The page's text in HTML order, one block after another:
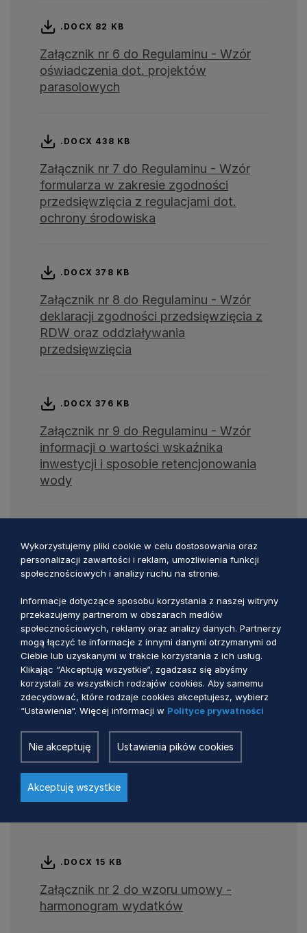
.DOCX 82 KB
Załącznik nr 6 do Regulaminu - Wzór
oświadczenia dot. projektów
parasolowych
.DOCX 438 KB
Załącznik nr 7 do Regulaminu - Wzór
formularza w zakresie zgodności
przedsięwzięcia z regulacjami dot.
ochrony środowiska
.DOCX 378 KB
Załącznik nr 8 do Regulaminu - Wzór
deklaracji zgodności przedsięwzięcia z
RDW oraz oddziaływania
przedsięwzięcia
.DOCX 376 KB
Załącznik nr 9 do Regulaminu - Wzór
informacji o wartości wskaźnika
inwestycji i sposobie retencjonowania
wody
Załącznik nr 10 do Regulaminu - Wzór
oświadczenia o wycofaniu wniosku
.DOCX 449 KB
Załącznik nr 11 do Regulaminu - WZÓR
UMOWY
.DOCX 16 KB
Załącznik nr 1 do wzoru umowy -
Wykaz działek ewidencyjnych dla
przedsięwzięcia trwale związanego z
.DOCX 15 KB
Załącznik nr 2 do wzoru umowy -
harmonogram wydatków
Wykorzystujemy pliki cookie w celu dostosowania oraz
personalizacji zawartości i reklam, umożliwienia funkcji
społecznościowych i analizy ruchu na stronie.
Informacje dotyczące sposobu korzystania z naszej witryny
przekazujemy partnerom w obszarach mediów
społecznościowych, reklamy oraz analizy danych. Partnerzy
mogą łączyć te informacje z innymi danymi otrzymanymi od
Ciebie lub uzyskanymi w trakcie korzystania z ich usług.
Klikając “Akceptuję wszystkie“, zgadzasz się abyśmy
korzystali ze wszystkich rodzajów cookies. Aby samemu
zdecydować, które rodzaje cookies akceptujesz, wybierz
“Ustawienia“. Więcej informacji w Polityce prywatności
Nie akceptuję Ustawienia pików cookies
Akceptuję wszystkie